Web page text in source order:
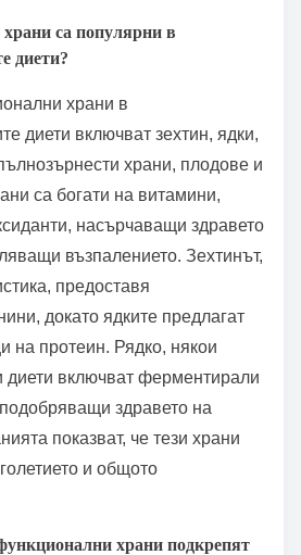
са популярни в
диети?
храни в
диети включват зехтин, ядки,
храни, плодове и
са богати на витамини,
насърчаващи здравето
възпалението. Зехтинът,
предоставя
докато ядките предлагат
на протеин. Рядко, някои
диети включват ферментирали
подобряващи здравето на
показват, че тези храни
и общото
храни подкрепят